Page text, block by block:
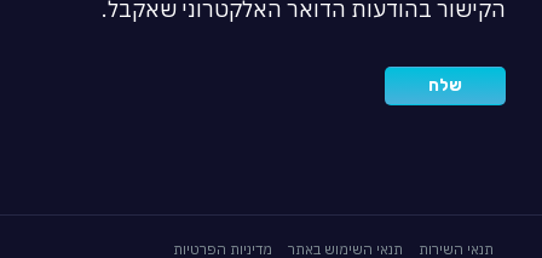
הקישור בהודעות הדואר האלקטרוני שאקבל.
תנאי השירות תנאי השימוש באתר מדיניות הפרטיות